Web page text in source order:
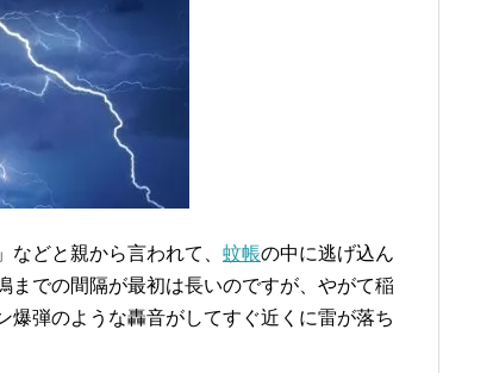
どと親から言われて、 蚊帳の中に逃げ込ん
までの間隔が最初は長いのですが、やがて稲
弾のような轟音がしてすぐ近くに雷が落ち